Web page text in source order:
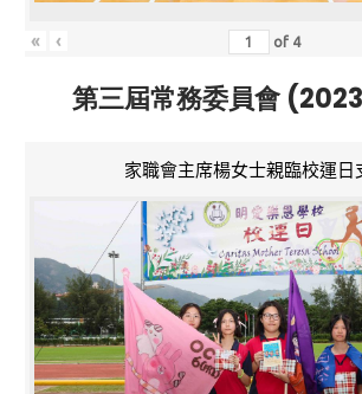
« ‹ of 4
第三屆常務委員會
家職會主席楊女士親臨校運日